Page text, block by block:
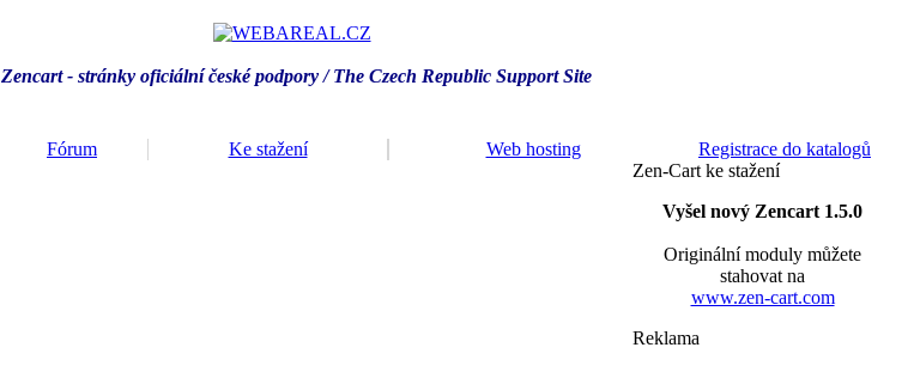
Zencart - stránky oficiální české podpory / The Czech Republic Support Site
Fórum Ke stažení Web hosting Registrace do katalogů
Zen-Cart ke stažení
Vyšel nový Zencart 1.5.0
Originální moduly můžete
stahovat na
www.zen-cart.com
Reklama